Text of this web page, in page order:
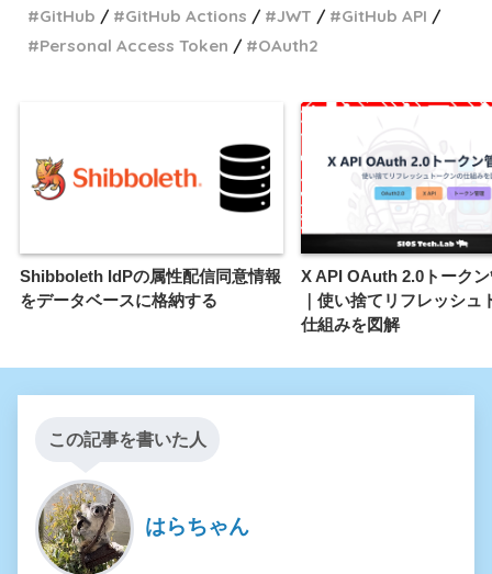
GitHub
GitHub Actions JWT
GitHub API
Personal Access Token
OAuth2
Shibboleth IdPの属性配信同意情報
をデータベースに格納する
X API OAuth 2.0トーク
｜使い捨てリフレッシュ
仕組みを図解
この記事を書いた人
はらちゃん